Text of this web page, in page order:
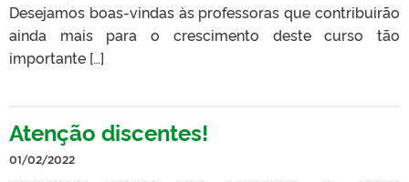
Desejamos boas-vindas às professoras que contribuirão
ainda mais para o crescimento deste curso tão
importante […]
Atenção discentes!
01/02/2022